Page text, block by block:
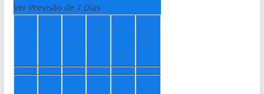
Ver Previsão de 7 Dias
Q
u
a
Q
ui
S
ex
Sá
b
D
o
m
Se
g
+
+
+
+2
+2
+2